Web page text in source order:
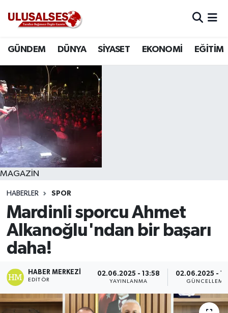
GÜNDEM DÜNYA SİYASET EKONOMİ EĞİTİM
MAGAZİN
HABERLER SPOR
Mardinli sporcu Ahmet
Alkanoğlu'ndan bir başarı
daha!
HABER MERKEZI
EDITÖR
02.06.2025 - 13:58
YAYINLANMA
02.06.2025 -
GÜNCELLEME
DÜNYA
SİYASET
EKONOMİ
EĞİTİM
SAĞLIK
MAGAZİN
SPOR
Trafik Durumu
Süper Lig Puan Durumu ve Fikstür
Tüm Manşetler
Son Dakika Haberleri
Haber Arşivi